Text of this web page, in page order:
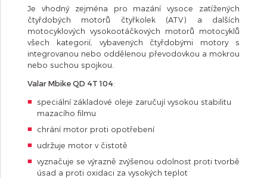
Je vhodný zejména pro mazání vysoce zatížených
čtyřdobých motorů čtyřkolek (ATV) a dalších
motocyklových vysokootáčkových motorů motocyklů
všech kategorií, vybavených čtyřdobými motory s
integrovanou nebo oddělenou převodovkou a mokrou
nebo suchou spojkou.
Valar Mbike QD 4T 104:
speciální základové oleje zaručují vysokou stabilitu
mazacího filmu
chrání motor proti opotřebení
udržuje motor v čistotě
vyznačuje se výrazně zvýšenou odolnost proti tvorbě
úsad a proti oxidaci za vysokých teplot